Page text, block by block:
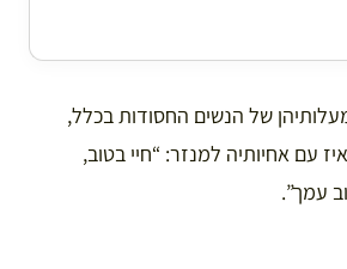
של הנשים החסודות בכלל,
עם אחיותיה למנזר: “חיי בטוב,
עמך”.